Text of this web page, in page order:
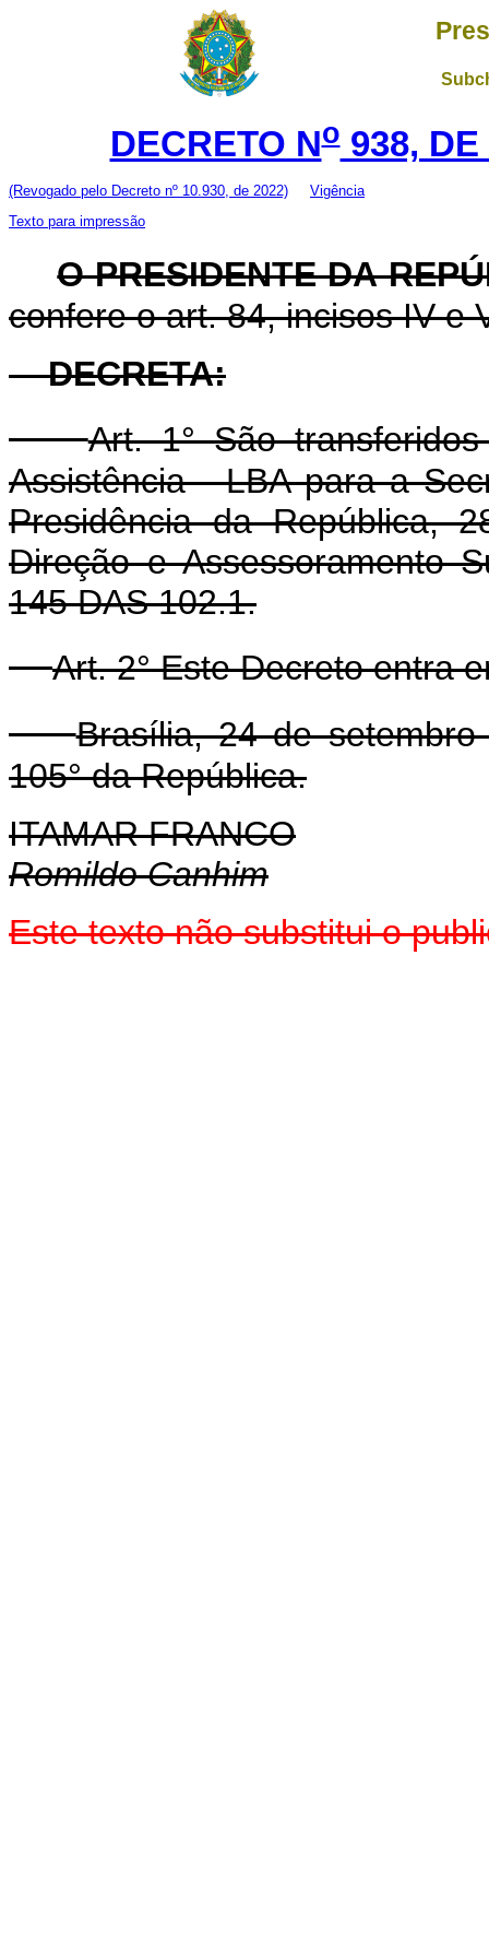
DECRETO No938, DE
(Revogado pelo Decreto nº 10.930, de 2022)
Vigência
Texto para impressão
O PRESIDENTE DA
confere o art. 84, incisos IV e
DECRETA:
Art. 1° São
Assistência - LBA para a
Presidência da República,
Direção e Assessoramento
145 DAS 102.1.
Art. 2° Este Decreto entra
Brasília, 24 de
105° da República.
ITAMAR FRANCO
Romildo Canhim
Este texto não substitui o